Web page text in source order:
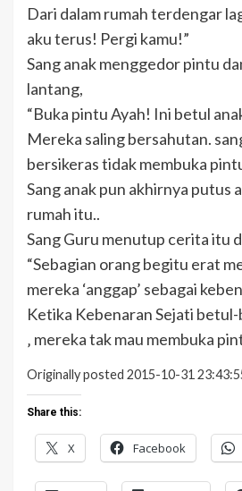
Dari dalam rumah terdengar
aku terus! Pergi kamu!”
Sang anak menggedor pintu
lantang,
“Buka pintu Ayah! Ini betul
Mereka saling bersahutan.
bersikeras tidak membuka
Sang anak pun akhirnya putus
rumah itu..
Sang Guru menutup cerita itu
“Sebagian orang begitu erat
mereka ‘anggap’ sebagai
Ketika Kebenaran Sejati
‚ mereka tak mau membuka
Originally posted 2015-10-31
Share this:
X Facebook